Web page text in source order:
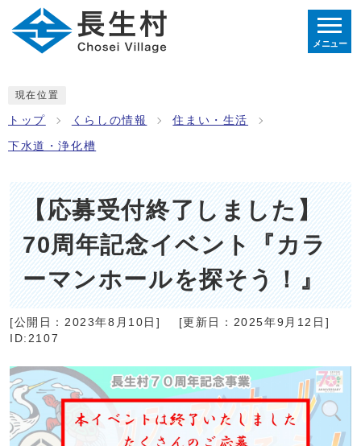
メニュー
現在位置
トップ くらしの情報 住まい・生活
下水道・浄化槽
【応募受付終了しました】
70周年記念イベント『カラ
ーマンホールを探そう！』
[公開日： 2023年8月10日 ] [更新日： 2025年9月12日 ]
ID:2107